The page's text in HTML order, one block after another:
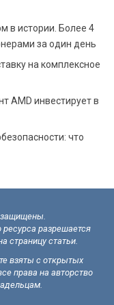
в истории. Более 4
за один день
на комплексное
AMD инвестирует в
что
разрешается
страницу статьи.
взяты с открытых
права на авторство